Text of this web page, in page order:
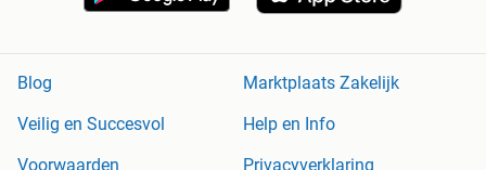
Blog
Marktplaats Zakelijk
Veilig en Succesvol
Help en Info
Voorwaarden
Privacyverklaring